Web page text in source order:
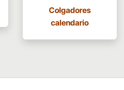
Colgadores
calendario